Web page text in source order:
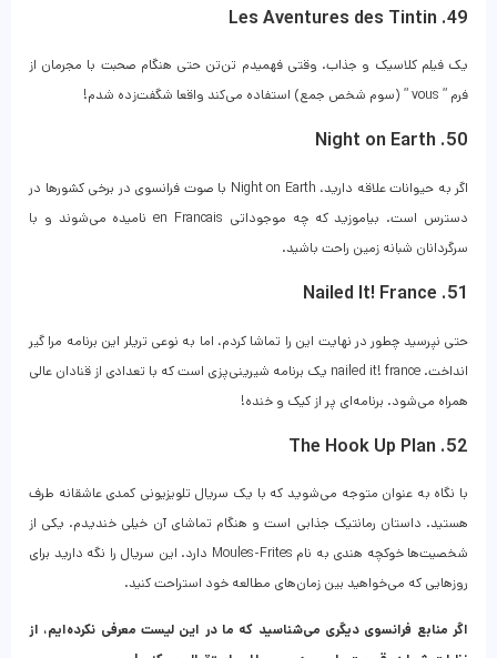
49. Les Aventures des Tintin
یک فیلم کلاسیک و جذاب. وقتی فهمیدم تن‌تن حتی هنگام صحبت با مجرمان از
فرم ” vous ” (سوم شخص جمع) استفاده می‌کند واقعا شگفت‌زده شدم!
50. Night on Earth
اگر به حیوانات علاقه دارید، Night on Earth با صوت فرانسوی در برخی کشورها در
دسترس است. بیاموزید که چه موجوداتی en Francais نامیده می‌شوند و با
سرگردانان شبانه زمین راحت باشید.
51. Nailed It! France
حتی نپرسید چطور در نهایت این را تماشا کردم، اما به نوعی تریلر این برنامه مرا گیر
انداخت. nailed it! france یک برنامه شیرینی‌پزی است که با تعدادی از قنادان عالی
همراه می‌شود. برنامه‌ای پر از کیک و خنده!
52. The Hook Up Plan
با نگاه به عنوان متوجه می‌شوید که با یک سریال تلویزیونی کمدی عاشقانه طرف
هستید. داستان رمانتیک جذابی است و هنگام تماشای آن خیلی خندیدم. یکی از
شخصیت‌ها خوکچه هندی به نام Moules-Frites دارد. این سریال را نگه دارید برای
روزهایی که می‌خواهید بین زمان‌های مطالعه خود استراحت کنید.
اگر منابع فرانسوی دیگری می‌شناسید که ما در این لیست معرفی نکرده‌ایم، از